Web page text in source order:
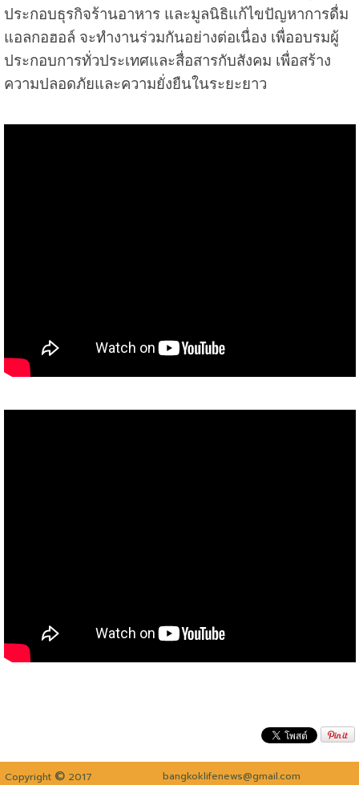
ประกอบธุรกิจร้านอาหาร และมูลนิธิแก้ไขปัญหาการดื่ม
แอลกอฮอล์ จะทำงานร่วมกันอย่างต่อเนื่อง เพื่ออบรมผู้
ประกอบการทั่วประเทศและสื่อสารกับสังคม เพื่อสร้าง
ความปลอดภัยและความยั่งยืนในระยะยาว
Copyright © 2017 bangkoklifenews@gmail.com